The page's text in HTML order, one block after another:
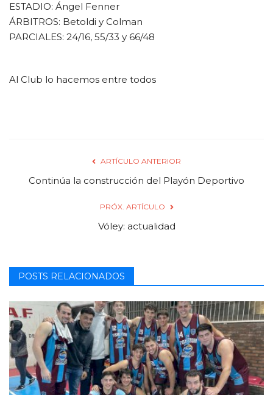
ESTADIO: Ángel Fenner
ÁRBITROS: Betoldi y Colman
PARCIALES: 24/16, 55/33 y 66/48
Al Club lo hacemos entre todos
ARTÍCULO ANTERIOR
Continúa la construcción del Playón Deportivo
PRÓX. ARTÍCULO
Vóley: actualidad
POSTS RELACIONADOS